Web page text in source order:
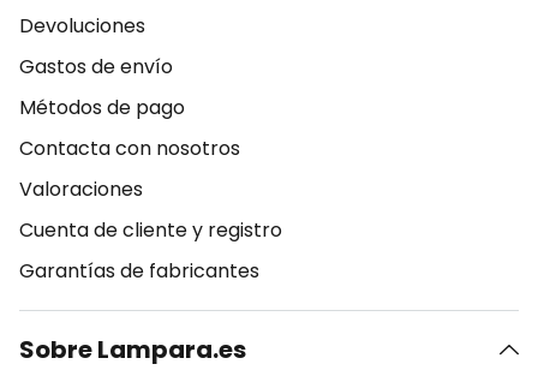
Devoluciones
Gastos de envío
Métodos de pago
Contacta con nosotros
Valoraciones
Cuenta de cliente y registro
Garantías de fabricantes
Sobre Lampara.es